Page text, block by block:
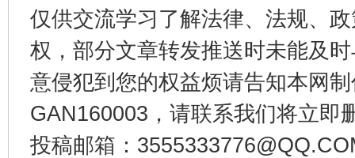
仅供交流学习了解法律、法规、
权，部分文章转发推送时未能及
意侵犯到您的权益烦请告知本网
GAN160003，请联系我们将立即
投稿邮箱：